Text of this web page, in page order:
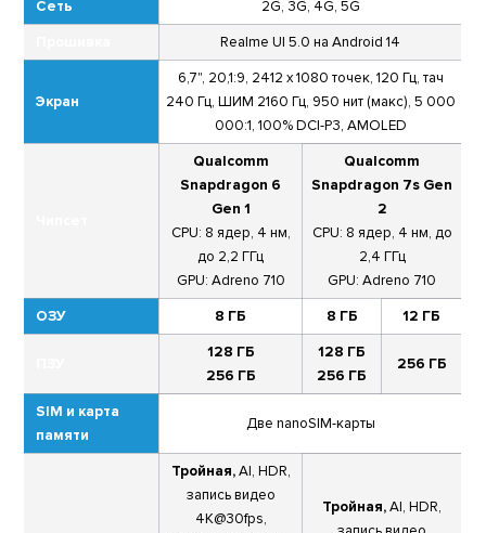
Сеть 2G, 3G, 4G, 5G
Realme UI 5.0 на Android 14
Экран
6,7", 20,1:9, 2412 х 1080 точек, 120 Гц, тач
240 Гц, ШИМ 2160 Гц, 950 нит (макс), 5 000
000:1, 100% DCI-P3, AMOLED
Qualcomm
Snapdragon 6
Gen 1
CPU: 8 ядер, 4 нм,
до 2,2 ГГц
GPU: Adreno 710
Qualcomm
Snapdragon 7s Gen
2
CPU: 8 ядер, 4 нм, до
2,4 ГГц
GPU: Adreno 710
ОЗУ 8 ГБ 8 ГБ 12 ГБ
128 ГБ
256 ГБ
128 ГБ
256 ГБ
256 ГБ
SIM и карта
памяти
Две nanoSIM-карты
Тройная,AI, HDR,
запись видео
4К@30fps,
Тройная,AI, HDR,